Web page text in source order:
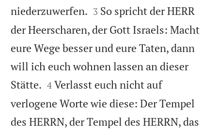
niederzuwerfen. 

3 So spricht der HERR
der Heerscharen, der Gott Israels: Macht
eure Wege besser und eure Taten, dann
will ich euch wohnen lassen an dieser
Stätte. 

4 Verlasst euch nicht auf
verlogene Worte wie diese: Der Tempel
des HERRN, der Tempel des HERRN, das